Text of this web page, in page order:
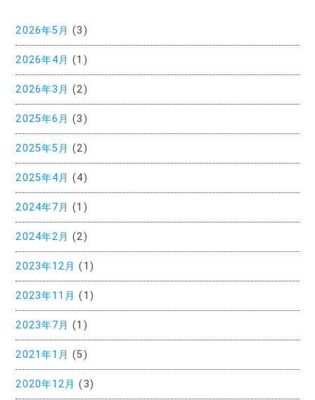
2026年5月 (3)
2026年4月 (1)
2026年3月 (2)
2025年6月 (3)
2025年5月 (2)
2025年4月 (4)
2024年7月 (1)
2024年2月 (2)
2023年12月 (1)
2023年11月 (1)
2023年7月 (1)
2021年1月 (5)
2020年12月 (3)